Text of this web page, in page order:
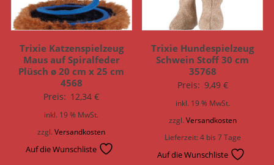
Trixie Katzenspielzeug
Maus auf Spiralfeder
Plüsch ø 20 cm x 25 cm
4568
Preis: 12,34€
inkl. 19 % MwSt.
zzgl.Versandkosten
Auf die Wunschliste
Trixie Hundespielzeug
Schwein Stoff 30 cm
35768
Preis: 9,49 €
inkl. 19 % MwSt.
zzgl. Versandkosten
Lieferzeit:4 bis 7 Tage
Auf die Wunschliste